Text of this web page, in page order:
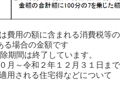
費用の額に含まれる消費税等の
る場合の金額です
期間は終了しています。
月～令和２年１２月３１日まで
用される住宅得などについて